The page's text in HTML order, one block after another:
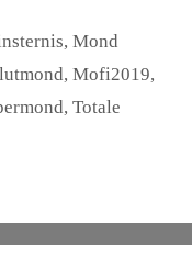
,Mond
,Mofi2019,
, Totale